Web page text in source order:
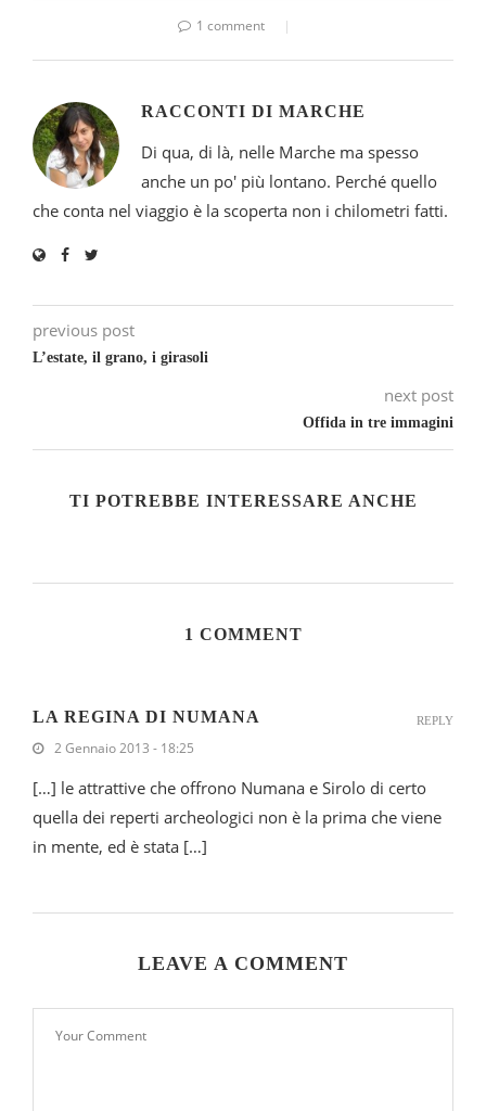
1 comment
RACCONTI DI MARCHE
Di qua, di là, nelle Marche ma spesso
anche un po' più lontano. Perché quello
che conta nel viaggio è la scoperta non i chilometri fatti.
previous post
L’estate, il grano, i girasoli
next post
Offida in tre immagini
TI POTREBBE INTERESSARE ANCHE
1 COMMENT
LA REGINA DI NUMANA
2 Gennaio 2013 - 18:25
[…] le attrattive che offrono Numana e Sirolo di certo
quella dei reperti archeologici non è la prima che viene
in mente, ed è stata […]
REPLY
LEAVE A COMMENT